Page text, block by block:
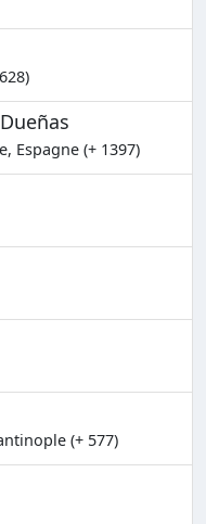
Espagne (+ 1397)
(+ 577)